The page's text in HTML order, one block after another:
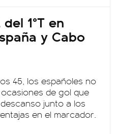
1°T en
y Cabo
45, los españoles no
de gol que
junto a los
en el marcador.